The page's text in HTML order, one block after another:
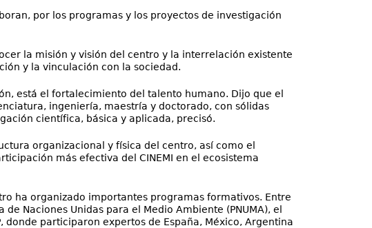
por los programas y los proyectos de investigación
la misión y visión del centro y la interrelación existente
y la vinculación con la sociedad.
está el fortalecimiento del talento humano. Dijo que el
ingeniería, maestría y doctorado, con sólidas
científica, básica y aplicada, precisó.
organizacional y física del centro, así como el
más efectiva del CINEMI en el ecosistema
ha organizado importantes programas formativos. Entre
Naciones Unidas para el Medio Ambiente (PNUMA), el
donde participaron expertos de España, México, Argentina